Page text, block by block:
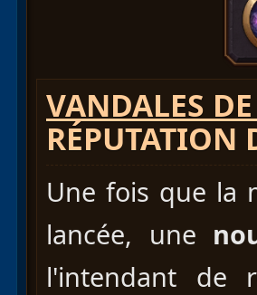
VANDALES
RÉPUTATION
Une fois que la
lancée, une
l'intendant de